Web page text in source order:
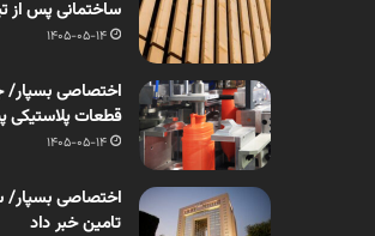
ساختمانی پس از
1405-05-14
اختصاصی بسپار/
قطعات پلاستیکی
1405-05-14
اختصاصی بسپار/
تامین خبر داد